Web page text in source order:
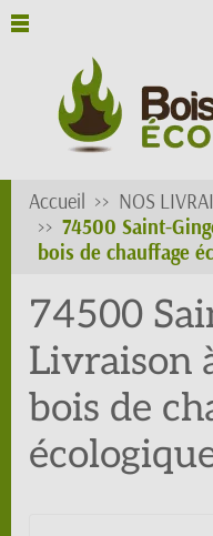
Accueil NOS
74500 Saint-
bois de chauffage
74500
Livraison
bois de